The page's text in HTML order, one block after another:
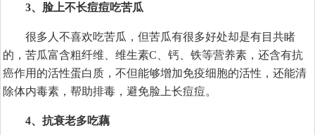
3、脸上不长痘痘吃苦瓜
很多人不喜欢吃苦瓜，但苦瓜有很多好处却是有目共睹
的，苦瓜富含粗纤维、维生素C、钙、铁等营养素，还含有抗
癌作用的活性蛋白质，不但能够增加免疫细胞的活性，还能清
除体内毒素，帮助排毒，避免脸上长痘痘。
4、抗衰老多吃藕